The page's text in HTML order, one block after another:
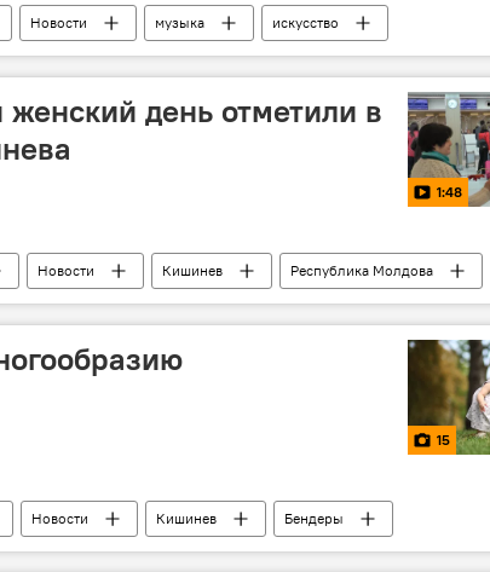
Новости музыка искусство
день отметили в
1:48
Новости Кишинев
Республика Молдова
аэропорт Кишинева
15
Новости Кишинев
Бендеры
Кибич художник дизайнер